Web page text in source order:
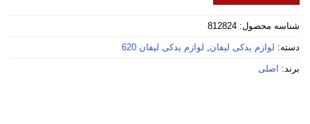
شناسه محصول: 812824
دسته: لوازم یدکی لیفان, لوازم یدکی لیفان 620
برند: اصلی